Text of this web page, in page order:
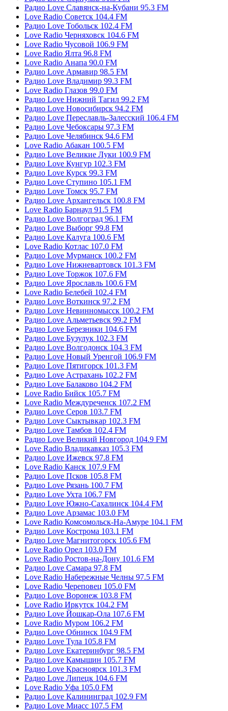
Радио Love Славянск-на-Кубани 95.3 FM
Love Radio Советск 104.4 FM
Радио Love Тобольск 102.4 FM
Love Radio Черняховск 104.6 FM
Love Radio Чусовой 106.9 FM
Love Radio Ялта 96.8 FM
Love Radio Анапа 90.0 FM
Радио Love Армавир 98.5 FM
Радио Love Владимир 99.3 FM
Love Radio Глазов 99.0 FM
Радио Love Нижний Тагил 99.2 FM
Радио Love Новосибирск 94.2 FM
Радио Love Переславль-Залесский 106.4 FM
Радио Love Чебоксары 97.3 FM
Радио Love Челябинск 94.6 FM
Love Radio Абакан 100.5 FM
Радио Love Великие Луки 100.9 FM
Радио Love Кунгур 102.3 FM
Радио Love Курск 99.3 FM
Радио Love Ступино 105.1 FM
Радио Love Томск 95.7 FM
Радио Love Архангельск 100.8 FM
Love Radio Барнаул 91.5 FM
Радио Love Волгоград 96.1 FM
Радио Love Выборг 99.8 FM
Радио Love Калуга 100.6 FM
Love Radio Котлас 107.0 FM
Радио Love Мурманск 100.2 FM
Радио Love Нижневартовск 101.3 FM
Радио Love Торжок 107.6 FM
Радио Love Ярославль 100.6 FM
Love Radio Белебей 102.4 FM
Радио Love Воткинск 97.2 FM
Радио Love Невинномысск 100.2 FM
Радио Love Альметьевск 99.2 FM
Радио Love Березники 104.6 FM
Радио Love Бузулук 102.3 FM
Радио Love Волгодонск 104.3 FM
Радио Love Новый Уренгой 106.9 FM
Радио Love Пятигорск 101.3 FM
Радио Love Астрахань 102.2 FM
Радио Love Балаково 104.2 FM
Love Radio Бийск 105.7 FM
Love Radio Междуреченск 107.2 FM
Радио Love Серов 103.7 FM
Радио Love Сыктывкар 102.3 FM
Радио Love Тамбов 102.4 FM
Радио Love Великий Новгород 104.9 FM
Love Radio Владикавказ 105.3 FM
Радио Love Ижевск 97.8 FM
Love Radio Канск 107.9 FM
Радио Love Псков 105.8 FM
Радио Love Рязань 100.7 FM
Радио Love Ухта 106.7 FM
Радио Love Южно-Сахалинск 104.4 FM
Радио Love Арзамас 103.0 FM
Love Radio Комсомольск-На-Амуре 104.1 FM
Радио Love Кострома 103.1 FM
Радио Love Магнитогорск 105.6 FM
Love Radio Орел 103.0 FM
Love Radio Ростов-на-Дону 101.6 FM
Радио Love Самара 97.8 FM
Love Radio Набережные Челны 97.5 FM
Love Radio Череповец 105.0 FM
Радио Love Воронеж 103.8 FM
Love Radio Иркутск 104.2 FM
Радио Love Йошкар-Ола 107.6 FM
Love Radio Муром 106.2 FM
Радио Love Обнинск 104.9 FM
Радио Love Тула 105.8 FM
Радио Love Екатеринбург 98.5 FM
Радио Love Камышин 105.7 FM
Радио Love Красноярск 101.3 FM
Радио Love Липецк 104.6 FM
Love Radio Уфа 105.0 FM
Радио Love Калининград 102.9 FM
Радио Love Миасс 107.5 FM